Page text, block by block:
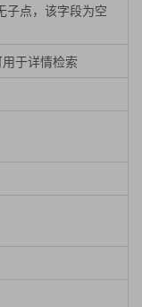
子点，该字段为空
于详情检索